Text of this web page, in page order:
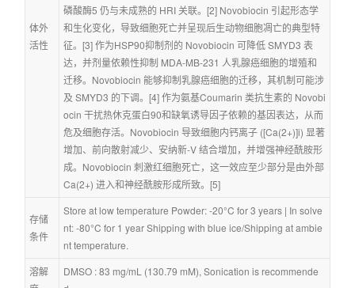
体外
活性
磷酸酶5 仍与未成熟的 HRI 关联。[2] Novobiocin 引起形态学
和生化变化，导致细胞死亡并呈现后生动物细胞凋亡的典型特
征。[3] 作为HSP90抑制剂的 Novobiocin 可降低 SMYD3 表
达，并剂量依赖性抑制 MDA-MB-231 人乳腺癌细胞的增殖和
迁移。Novobiocin 能够抑制乳腺癌细胞的迁移，其机制可能涉
及 SMYD3 的下调。[4] 作为氨基Coumarin 类抗生素的 Novobi
ocin 干扰热休克蛋白90和缺氧诱导因子依赖的基因表达，从而
危及细胞存活。Novobiocin 导致细胞内钙离子 ([Ca(2+)]i) 显著
增加、前向散射减少、安纳新-V 结合增加，并增强神经酰胺形
成。Novobiocin 刺激红细胞死亡，这一效应至少部分是由外部
Ca(2+) 进入和神经酰胺形成所致。[5]
存储
条件
Store at low temperature Powder: -20°C for 3 years | In solve
nt: -80°C for 1 year Shipping with blue ice/Shipping at ambie
nt temperature.
溶解
DMSO : 83 mg/mL (130.79 mM), Sonication is recommende